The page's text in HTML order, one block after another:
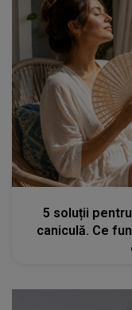
5 soluții
caniculă. Ce